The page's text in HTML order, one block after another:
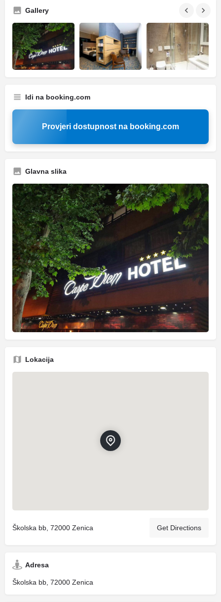
Gallery
Idi na booking.com
Provjeri dostupnost na booking.com
Glavna slika
Lokacija
Školska bb, 72000 Zenica Get Directions
Adresa
Školska bb, 72000 Zenica